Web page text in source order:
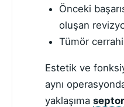
Önceki
oluşan
Tümör
Estetik ve
aynı
yaklaşıma